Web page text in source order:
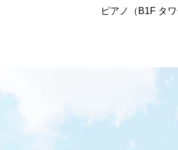
ピアノ（B1F タワ